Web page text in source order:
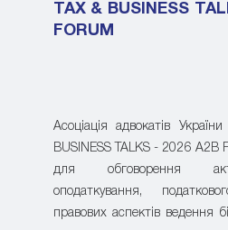
TAX & BUSINESS
FORUM
Асоціація адвокатів
BUSINESS TALKS - 2026
для обговорення
оподаткування,
правових аспектів ведення